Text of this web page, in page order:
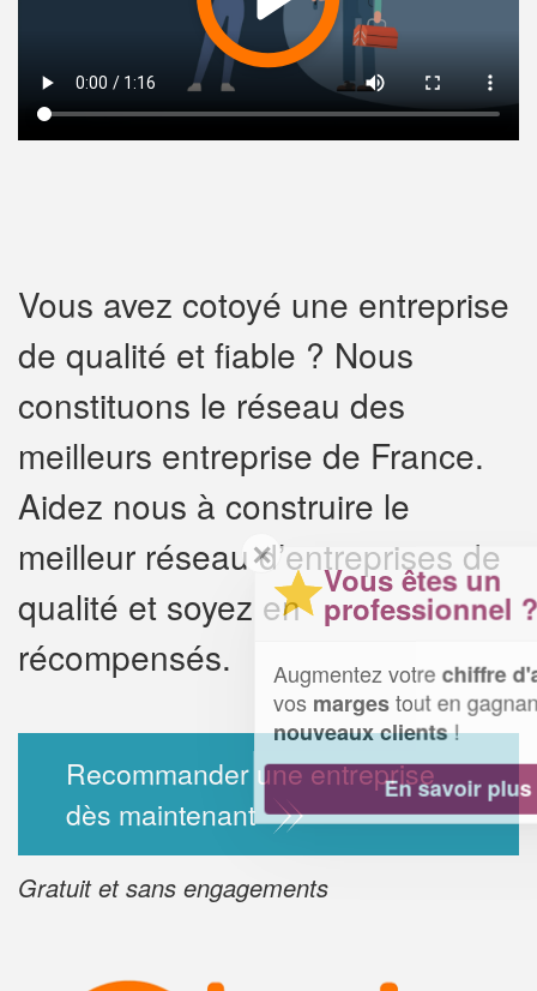
Vous avez cotoyé une entreprise
de qualité et fiable ? Nous
constituons le réseau des
meilleurs entreprise de France.
Aidez nous à construire le
meilleur réseau d’entreprises de
qualité et soyez en
récompensés.
Recommander une entreprise
dès maintenant
Gratuit et sans engagements
✕
Vous êtes un
professionnel ?
Augmentez votrechiffre d'affaireset
margestout en gagnant de
nouveaux clients!
En savoir plus